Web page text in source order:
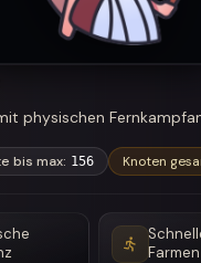
physischen
bis max: 156 Knoten
Farmen